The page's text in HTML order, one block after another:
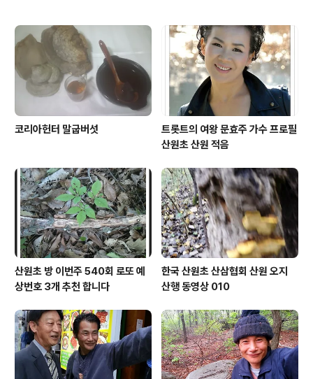
코리아헌터 말굽버섯
트롯트의 여왕 문효주 가수 프로필
산원초 산원 적음
산원초 방 이번주 540회 로또 예
상번호 3개 추천 합니다
한국 산원초 산삼협회 산원 오지
산행 동영상 010